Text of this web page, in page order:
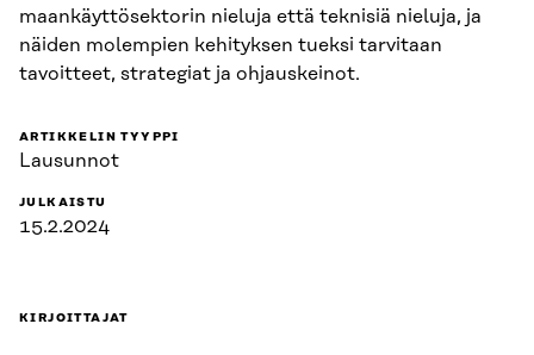
maankäyttösektorin nieluja että teknisiä nieluja, ja
näiden molempien kehityksen tueksi tarvitaan
tavoitteet, strategiat ja ohjauskeinot.
ARTIKKELIN TYYPPI
Lausunnot
JULKAISTU
15.2.2024
KIRJOITTAJAT